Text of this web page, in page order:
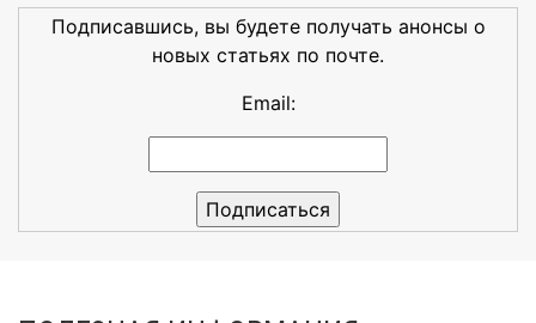
Подписавшись, вы будете получать анонсы о
новых статьях по почте.
Email: